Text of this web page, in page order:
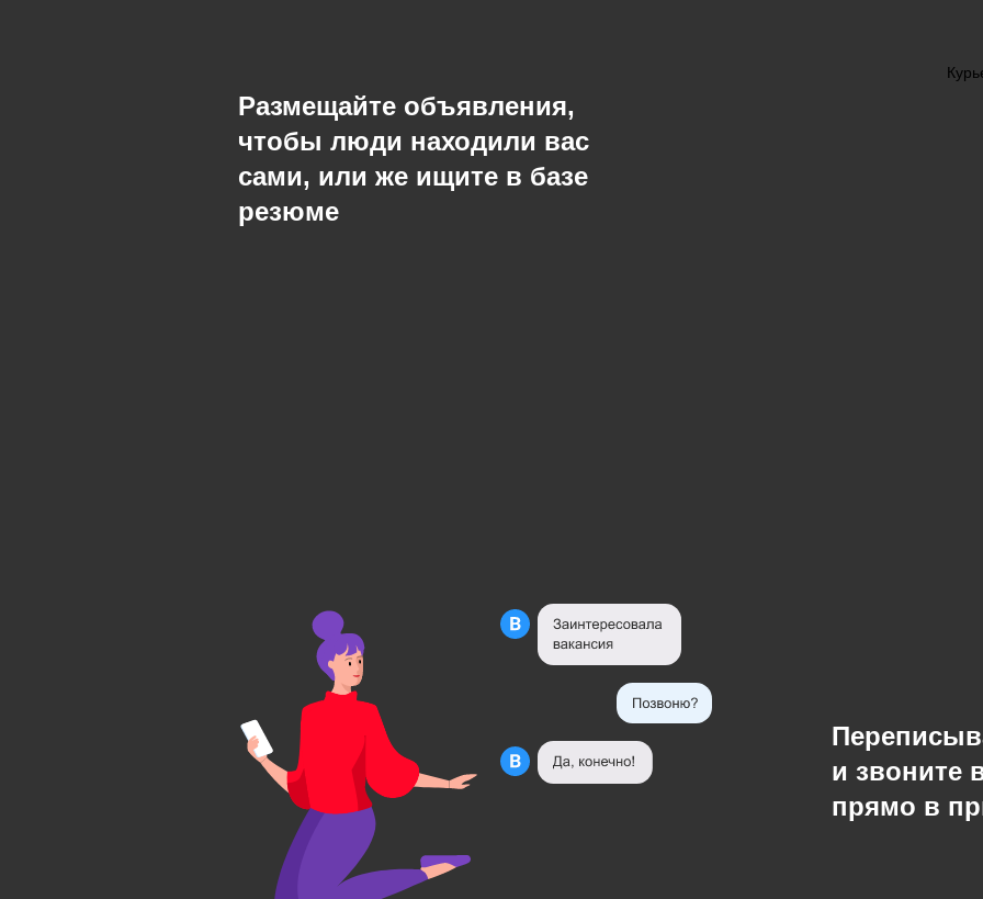
Размещайте объявления,
чтобы люди находили вас
сами, или же ищите в базе
резюме
и звоните
прямо в